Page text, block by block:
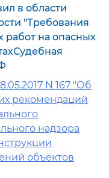
в области
"Требования
работ на опасных
N 167 "Об
рекомендаций
надзора
объектов